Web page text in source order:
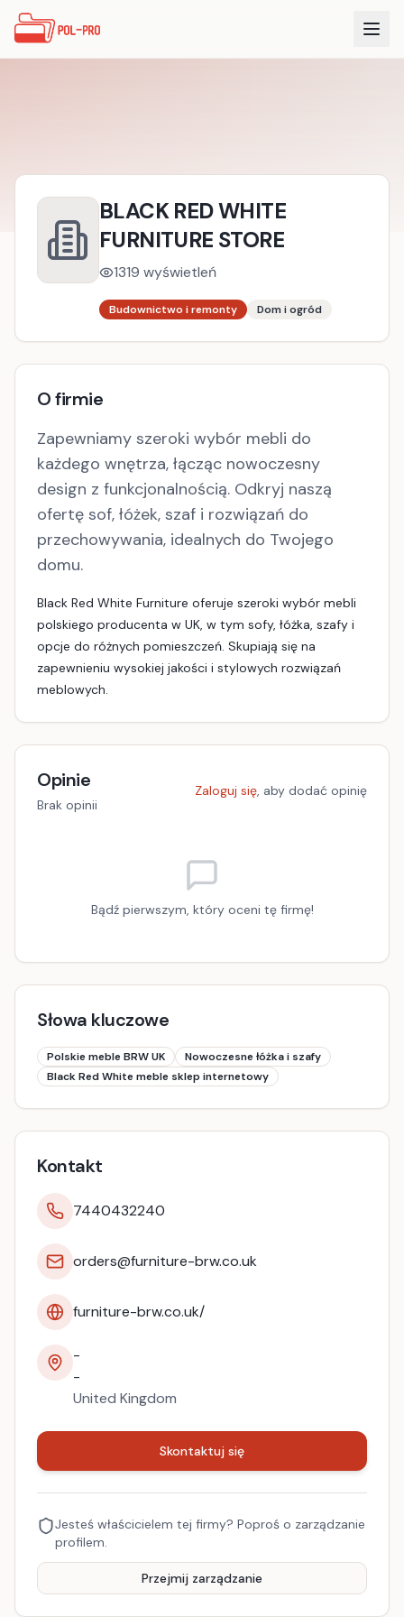
BLACK RED WHITE
FURNITURE STORE
1319 wyświetleń
Budownictwo i remonty Dom i ogród
O firmie
Zapewniamy szeroki wybór mebli do
każdego wnętrza, łącząc nowoczesny
design z funkcjonalnością. Odkryj naszą
ofertę sof, łóżek, szaf i rozwiązań do
przechowywania, idealnych do Twojego
domu.
Black Red White Furniture oferuje szeroki wybór mebli
polskiego producenta w UK, w tym sofy, łóżka, szafy i
opcje do różnych pomieszczeń. Skupiają się na
zapewnieniu wysokiej jakości i stylowych rozwiązań
meblowych.
Opinie
Brak opinii
Zaloguj się, aby dodać opinię
Bądź pierwszym, który oceni tę firmę!
Słowa kluczowe
Polskie meble BRW UK
Nowoczesne łóżka i szafy
Black Red White meble sklep internetowy
Kontakt
7440432240
orders@furniture-brw.co.uk
furniture-brw.co.uk/
-
-
United Kingdom
Skontaktuj się
Jesteś właścicielem tej firmy? Poproś o zarządzanie
profilem.
Przejmij zarządzanie